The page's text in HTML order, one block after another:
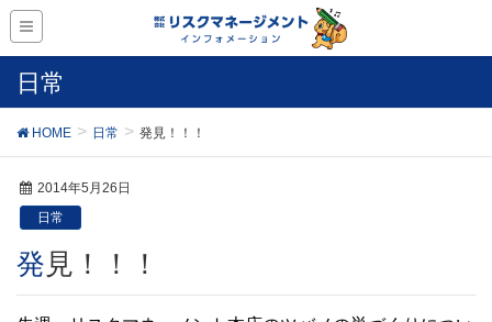
日常
HOME 日常 発見！！！
2014年5月26日
日常
発見！！！